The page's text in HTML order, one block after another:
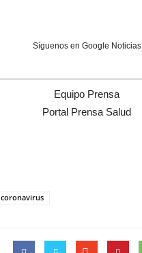
Síguenos en Google Noticias
Equipo Prensa
Portal Prensa Salud
coronavirus